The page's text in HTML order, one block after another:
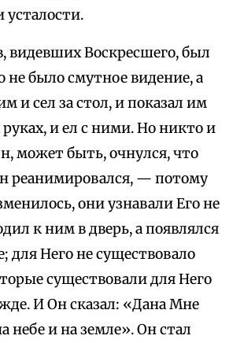
усталости.
видевших Воскресшего, был
не было смутное видение, а
и сел за стол, и показал им
и ел с ними. Но никто и
может быть, очнулся, что
реанимировался, — потому
они узнавали Его не
к ним в дверь, а появлялся
для Него не существовало
существовали для Него
И Он сказал: «Дана Мне
небе и на земле». Он стал